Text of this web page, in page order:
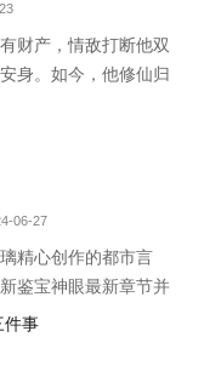
财产，情敌打断他双
身。如今，他修仙归
06-27
精心创作的都市言
鉴宝神眼最新章节并
所发表的鉴宝神眼评
件事